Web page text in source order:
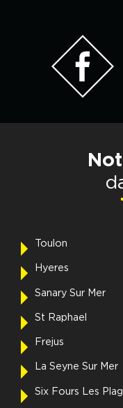
Toulon
Hyeres
Sanary Sur Mer
St Raphael
Frejus
La Seyne Sur Mer
Six Fours Les